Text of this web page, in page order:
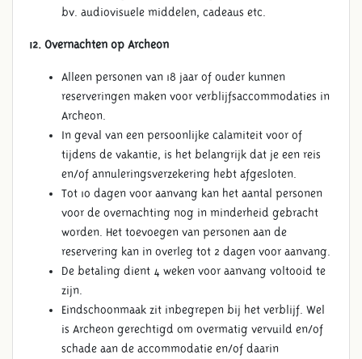
bv. audiovisuele middelen, cadeaus etc.
12. Overnachten op Archeon
Alleen personen van 18 jaar of ouder kunnen
reserveringen maken voor verblijfsaccommodaties in
Archeon.
In geval van een persoonlijke calamiteit voor of
tijdens de vakantie, is het belangrijk dat je een reis
en/of annuleringsverzekering hebt afgesloten.
Tot 10 dagen voor aanvang kan het aantal personen
voor de overnachting nog in minderheid gebracht
worden. Het toevoegen van personen aan de
reservering kan in overleg tot 2 dagen voor aanvang.
De betaling dient 4 weken voor aanvang voltooid te
zijn.
Eindschoonmaak zit inbegrepen bij het verblijf. Wel
is Archeon gerechtigd om overmatig vervuild en/of
schade aan de accommodatie en/of daarin